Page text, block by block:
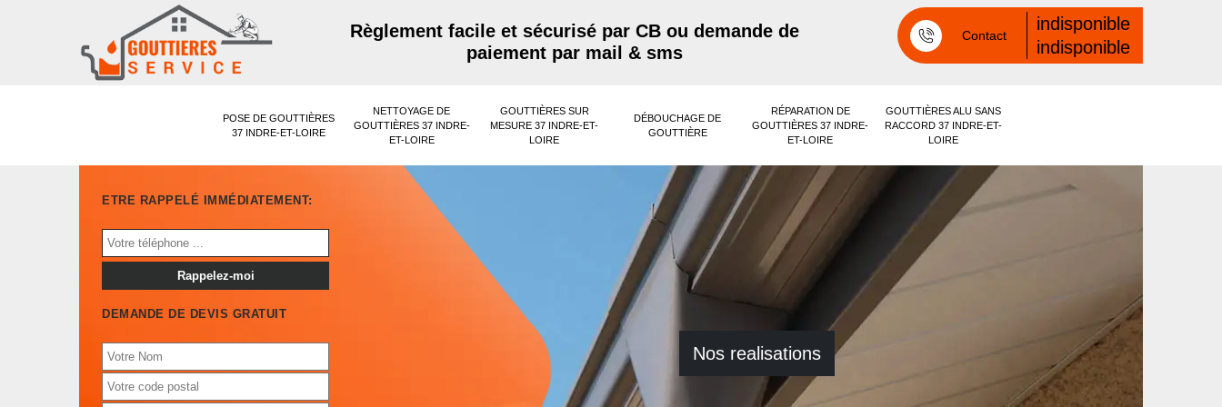
Règlement facile et sécurisé par CB ou demande de
paiement par mail & sms
Contact
indisponible
indisponible
POSE DE GOUTTIÈRES
37 INDRE-ET-LOIRE
NETTOYAGE DE
GOUTTIÈRES 37 INDRE-
ET-LOIRE
GOUTTIÈRES SUR
MESURE 37 INDRE-ET-
LOIRE
DÉBOUCHAGE DE
GOUTTIÈRE
RÉPARATION DE
GOUTTIÈRES 37 INDRE-
ET-LOIRE
GOUTTIÈRES ALU SANS
RACCORD 37 INDRE-ET-
LOIRE
ETRE RAPPELÉ IMMÉDIATEMENT:
DEMANDE DE DEVIS GRATUIT
Nos realisations